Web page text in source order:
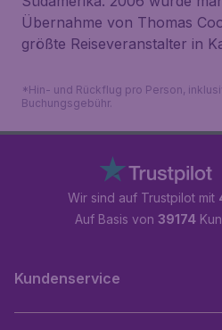
Übernahme von Thomas
größte Reiseveranstalter in
*Hin- und Rückflug pro Person,
Buchungsgebühr.
Wir sind auf Trustpilot mit
Auf Basis von 39174
Kundenservice